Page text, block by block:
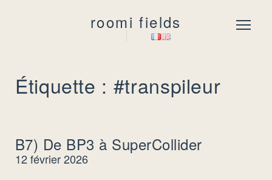
roomi fields Menu
Étiquette : #transpileur
B7) De BP3 à SuperCollider
12 février 2026